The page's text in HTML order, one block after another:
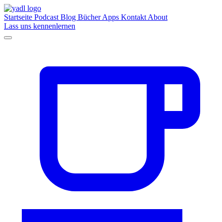
Startseite Podcast Blog BücherApps Kontakt About
Lass uns kennenlernen